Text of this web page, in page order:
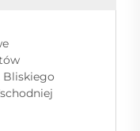
Bliskiego